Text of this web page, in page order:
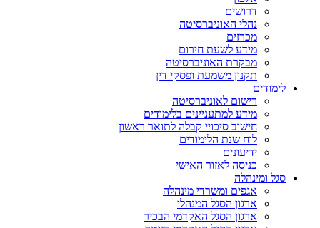
דרושים
נהלי האוניברסיטה
מכרזים
מידע לשעת חירום
מבקרת האוניברסיטה
תקנון משמעת ופסקי דין
לימודים
רישום לאוניברסיטה
מידע למתעניינים בלימודים
חישוב סיכויי קבלה לתואר ראשון
לוח שנת הלימודים
ידיעונים
כניסה לאזור האישי
סגל ומינהלה
אגפים ומשרדי מינהלה
ארגון הסגל המנהלי
ארגון הסגל האקדמי הבכיר